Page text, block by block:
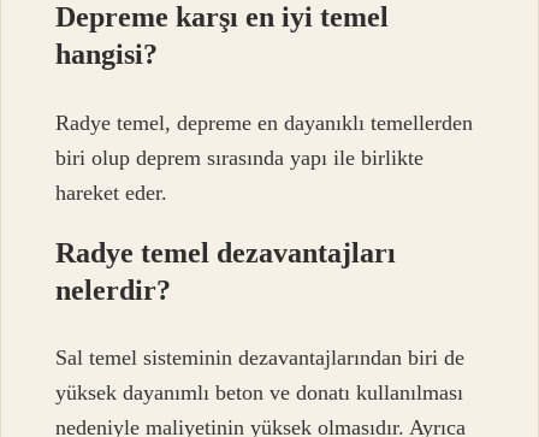
Depreme karşı en iyi temel
hangisi?
Radye temel, depreme en dayanıklı temellerden
biri olup deprem sırasında yapı ile birlikte
hareket eder.
Radye temel dezavantajları
nelerdir?
Sal temel sisteminin dezavantajlarından biri de
yüksek dayanımlı beton ve donatı kullanılması
nedeniyle maliyetinin yüksek olmasıdır. Ayrıca